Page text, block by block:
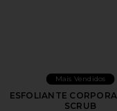
Mais Vendidos
ESFOLIANTE
SCRUB